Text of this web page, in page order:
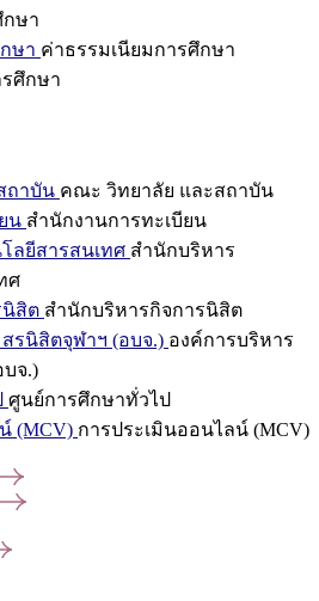
ษา
ษา ค่าธรรมเนียมการศึกษา
ศึกษา
ถาบัน คณะ วิทยาลัย และสถาบัน
น สำนักงานการทะเบียน
ลยีสารสนเทศ สำนักบริหาร
ศ
นิสิต สำนักบริหารกิจการนิสิต
รนิสิตจุฬาฯ (อบจ.) องค์การบริหาร
จ.)
ศูนย์การศึกษาทั่วไป
(MCV) การประเมินออนไลน์ (MCV)